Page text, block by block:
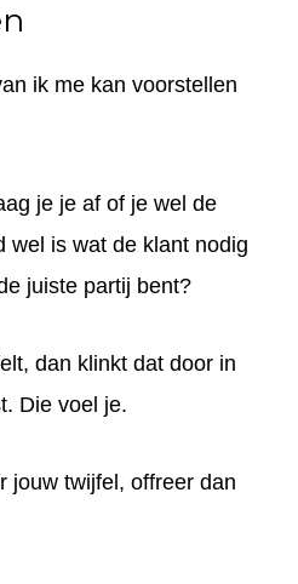
ik me kan voorstellen
je je af of je wel de
wel is wat de klant nodig
juiste partij bent?
dan klinkt dat door in
Die voel je.
jouw twijfel, offreer dan